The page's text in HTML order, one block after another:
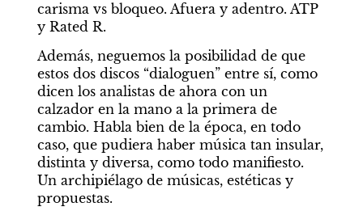
carisma vs bloqueo. Afuera y adentro. ATP
y Rated R.
Además, neguemos la posibilidad de que
estos dos discos “dialoguen” entre sí, como
dicen los analistas de ahora con un
calzador en la mano a la primera de
cambio. Habla bien de la época, en todo
caso, que pudiera haber música tan insular,
distinta y diversa, como todo manifiesto.
Un archipiélago de músicas, estéticas y
propuestas.